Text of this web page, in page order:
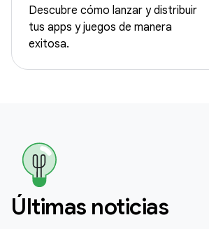
Descubre cómo lanzar y distribuir
tus apps y juegos de manera
exitosa.
Últimas noticias